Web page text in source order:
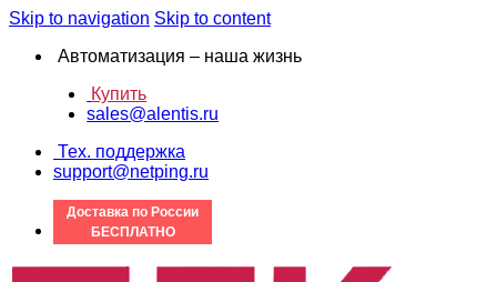
Skip to navigation Skip to content
Автоматизация – наша жизнь
Купить
sales@alentis.ru
Тех. поддержка
support@netping.ru
Доставка по России
БЕСПЛАТНО